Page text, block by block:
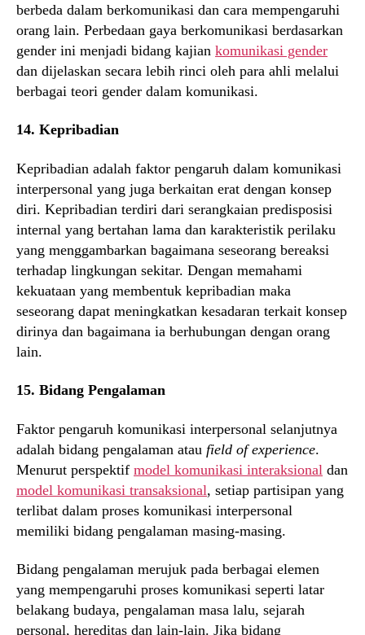
berbeda dalam berkomunikasi dan cara mempengaruhi
orang lain. Perbedaan gaya berkomunikasi berdasarkan
gender ini menjadi bidang kajian komunikasi gender
dan dijelaskan secara lebih rinci oleh para ahli melalui
berbagai teori gender dalam komunikasi.
14. Kepribadian
Kepribadian adalah faktor pengaruh dalam komunikasi
interpersonal yang juga berkaitan erat dengan konsep
diri. Kepribadian terdiri dari serangkaian predisposisi
internal yang bertahan lama dan karakteristik perilaku
yang menggambarkan bagaimana seseorang bereaksi
terhadap lingkungan sekitar. Dengan memahami
kekuataan yang membentuk kepribadian maka
seseorang dapat meningkatkan kesadaran terkait konsep
dirinya dan bagaimana ia berhubungan dengan orang
lain.
15. Bidang Pengalaman
Faktor pengaruh komunikasi interpersonal selanjutnya
adalah bidang pengalaman atau field of experience.
Menurut perspektif model komunikasi interaksional dan
model komunikasi transaksional, setiap partisipan yang
terlibat dalam proses komunikasi interpersonal
memiliki bidang pengalaman masing-masing.
Bidang pengalaman merujuk pada berbagai elemen
yang mempengaruhi proses komunikasi seperti latar
belakang budaya, pengalaman masa lalu, sejarah
personal, hereditas dan lain-lain. Jika bidang